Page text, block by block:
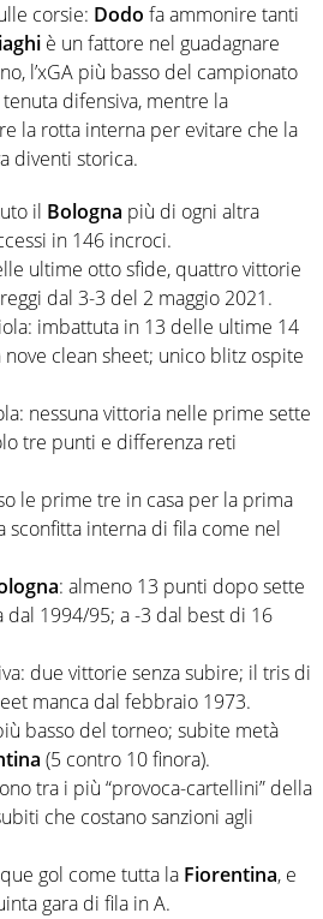
corsie: Dodo fa ammonire tanti
è un fattore nel guadagnare
l’xGA più basso del campionato
difensiva, mentre la
la rotta interna per evitare che la
diventi storica.
il Bologna più di ogni altra
in 146 incroci.
ultime otto sfide, quattro vittorie
dal 3-3 del 2 maggio 2021.
imbattuta in 13 delle ultime 14
clean sheet; unico blitz ospite
nessuna vittoria nelle prime sette
tre punti e differenza reti
le prime tre in casa per la prima
sconfitta interna di fila come nel
: almeno 13 punti dopo sette
1994/95; a -3 dal best di 16
due vittorie senza subire; il tris di
manca dal febbraio 1973.
basso del torneo; subite metà
(5 contro 10 finora).
tra i più “provoca-cartellini” della
che costano sanzioni agli
gol come tutta la Fiorentina, e
gara di fila in A.